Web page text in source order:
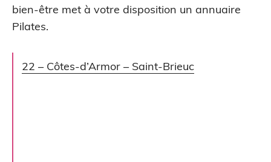
bien-être met à votre disposition un annuaire
Pilates.
22 – Côtes-d’Armor – Saint-Brieuc